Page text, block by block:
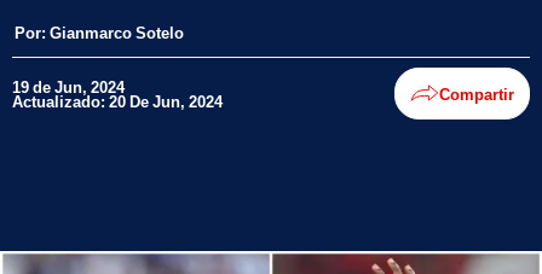
Por: Gianmarco Sotelo
19 de Jun, 2024
Actualizado: 20 De Jun, 2024 Compartir